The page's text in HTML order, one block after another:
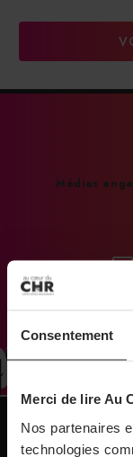
Consentement
Merci de lire Au
Nos partenaires
technologies
DalterFood
La Liste : La
Vins fins :
Médias